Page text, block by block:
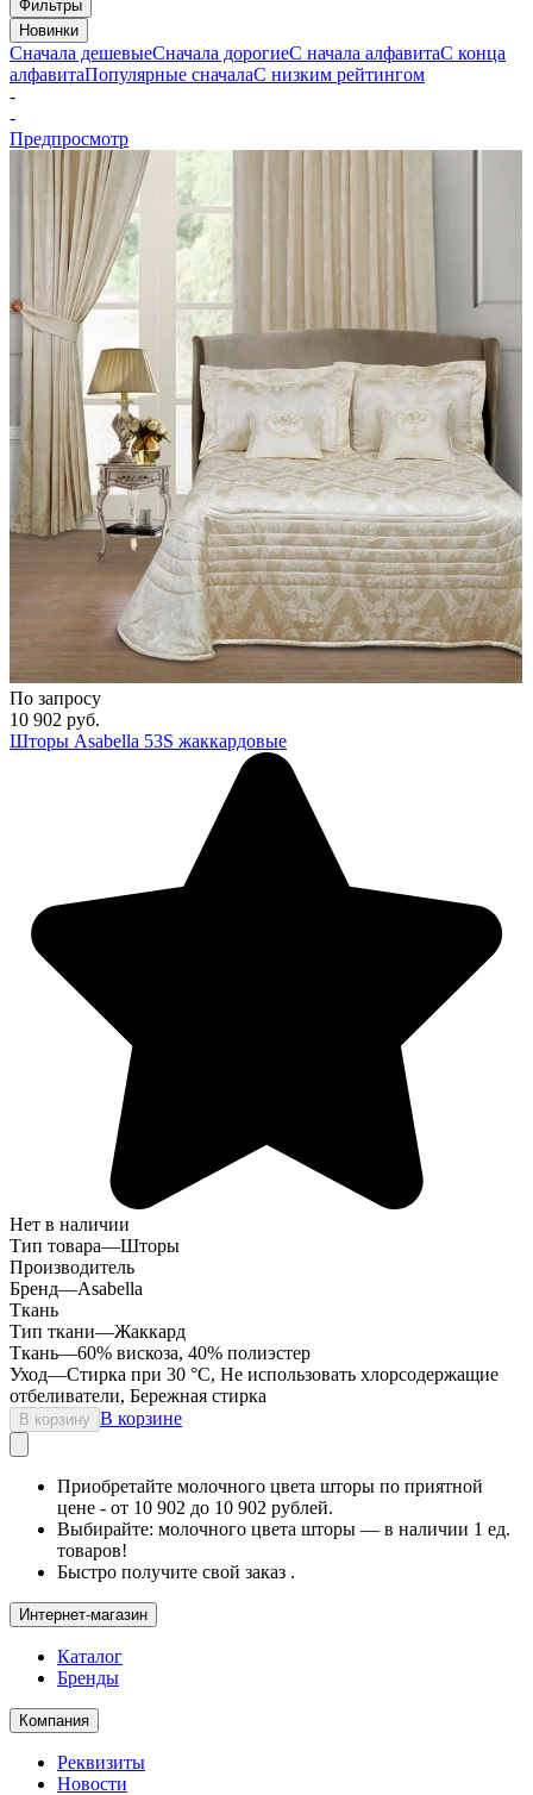
Фильтры
Новинки
Сначала дешевыеСначала дорогиеС начала алфавитаС конца
алфавитаПопулярные сначалаС низким рейтингом
-
-
Предпросмотр
По запросу
10 902 руб.
Шторы Asabella 53S жаккардовые
Нет в наличии
Тип товара—Шторы
Производитель
Бренд—Asabella
Ткань
Тип ткани—Жаккард
Ткань—60% вискоза, 40% полиэстер
Уход—Стирка при 30 °С, Не использовать хлорсодержащие
отбеливатели, Бережная стирка
В корзину В корзине
Приобретайте молочного цвета шторы по приятной
цене - от 10 902 до 10 902 рублей.
Выбирайте: молочного цвета шторы — в наличии 1 ед.
товаров!
Быстро получите свой заказ .
Интернет-магазин
Каталог
Бренды
Компания
Реквизиты
Новости